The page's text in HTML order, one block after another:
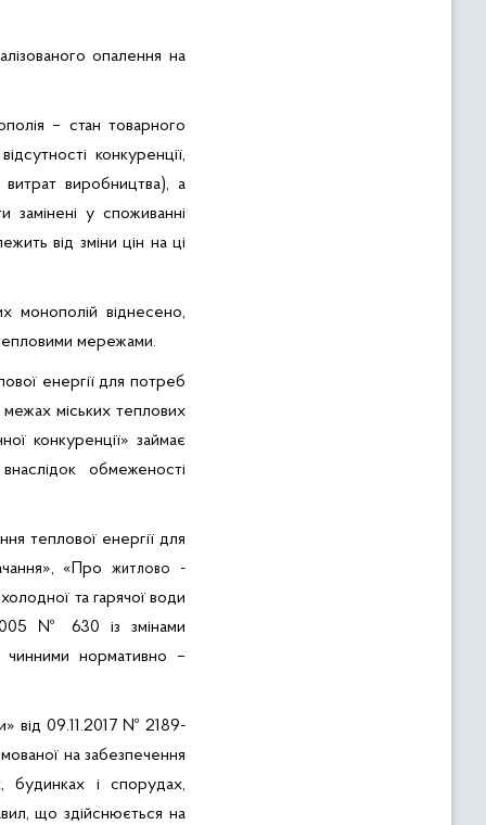
опалення на
– стан товарного
конкуренції,
витрат виробництва), а
у споживанні
від зміни цін на ці
монополій віднесено,
мережами.
енергії для потреб
міських теплових
конкуренції» займає
обмеженості
теплової енергії для
«Прожитлово
-
та гарячої води
№ 630 із змінами
нормативно –
від 09.11.2017 № 2189-
на забезпечення
і спорудах,
що здійснюється на